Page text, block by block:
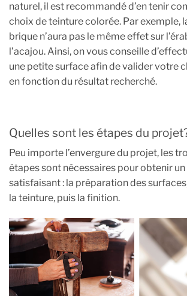
naturel, il est recommandé d’en tenir
choix de teinture colorée. Par exemple,
brique n’aura pas le même effet sur
l’acajou. Ainsi, on vous conseille
une petite surface afin de valider votre
en fonction du résultat recherché.
Quelles sont les étapes du
Peu importe l’envergure du projet, les
étapes sont nécessaires pour obtenir
satisfaisant : la préparation des
la teinture, puis la finition.